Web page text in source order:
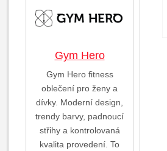
Gym Hero
Gym Hero fitness
oblečení pro ženy a
dívky. Moderní design,
trendy barvy, padnoucí
střihy a kontrolovaná
kvalita provedení. To